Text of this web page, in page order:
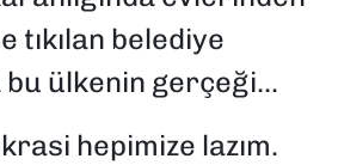
tıkılan belediye
bu ülkenin gerçeği...
hepimize lazım.